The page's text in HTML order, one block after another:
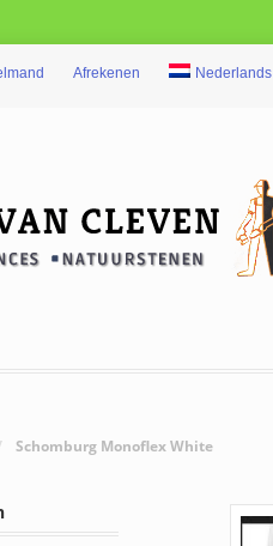
Afrekenen Nederlands
Schomburg Monoflex White